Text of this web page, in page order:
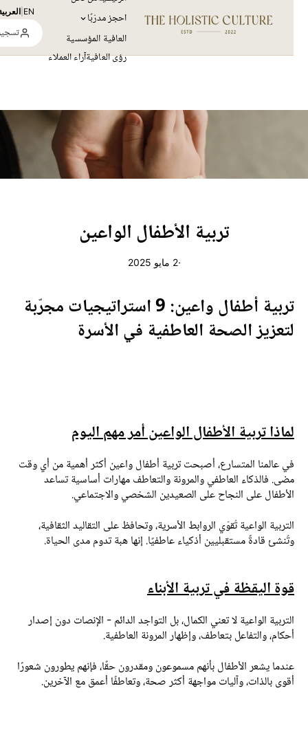
احجز مدرّبًا
العافية المؤسسية
رؤى العافيةآراء العملاء
العربية
تسجيل
تربية الأطفال الواعين
تربية أطفال واعين: 9 استراتيجيات مجرّبة
لتعزيز الصحة العاطفية في الأسرة
لماذا تربية الأطفال الواعين أمر مهم اليوم
عالمنا المتسارع، أصبحت تربية أطفال واعين أكثر أهمية من أي وقت
مضى. فالذكاء العاطفي والمرونة والتعاطف مهارات أساسية تساعد
الأطفال على النجاح على الصعيدين الشخصي والاجتماعي.
التربية الواعية تُقوّي الروابط الأسرية، وتحافظ على التقاليد الثقافية،
وتُنشئ قادةً مستقبليين أذكياء عاطفيًا. إنها هبة تدوم مدى الحياة.
قوة اليقظة في تربية الأبناء
التربية الواعية لا تعني الكمال، بل التواجد الدائم - الإنصات دون إصدار
أحكام، والتفاعل بتعاطف، وإظهار المرونة العاطفية.
عندما يشعر الأطفال بأنهم مسموعون ومقدرون حقًا، فإنهم يطورون شعورًا
أقوى بالذات، وآليات مواجهة أكثر صحة، وتعاطفًا أعمق مع الآخرين.